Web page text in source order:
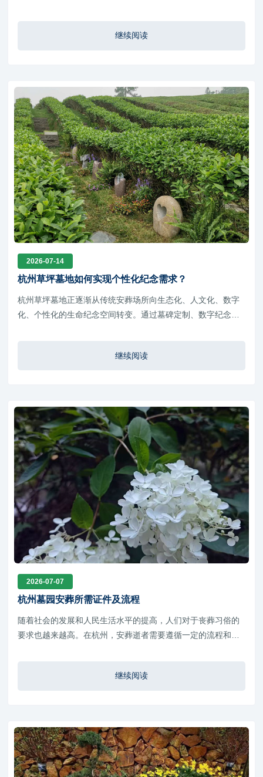
继续阅读
2026-07-14
杭州草坪墓地如何实现个性化纪念需求？
杭州草坪墓地正逐渐从传统安葬场所向生态化、人文化、数字
化、个性化的生命纪念空间转变。通过墓碑定制、数字纪念、
明建设和生态殡葬发展的方向。继续阅读
2026-07-07
杭州墓园安葬所需证件及流程
随着社会的发展和人民生活水平的提高，人们对于丧葬习俗的
要求也越来越高。在杭州，安葬逝者需要遵循一定的流程和准
继续阅读